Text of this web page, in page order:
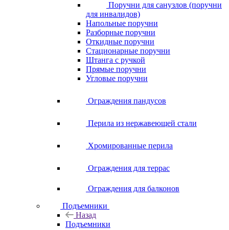
Поручни для санузлов (поручни
для инвалидов)
Напольные поручни
Разборные поручни
Откидные поручни
Стационарные поручни
Штанга с ручкой
Прямые поручни
Угловые поручни
Ограждения пандусов
Перила из нержавеющей стали
Хромированные перила
Ограждения для террас
Ограждения для балконов
Подъемники
Назад
Подъемники